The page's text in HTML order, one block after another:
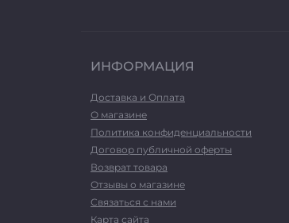
ИНФОРМАЦИЯ
Доставка и Оплата
О магазине
Политика конфиденциальности
Договор публичной оферты
Возврат товара
Отзывы о магазине
Связаться с нами
Карта сайта